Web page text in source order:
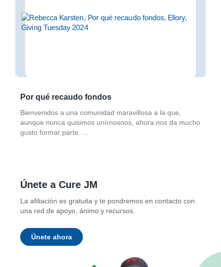
Por qué recaudo fondos
Bienvenidos a una comunidad maravillosa a la que,
aunque nunca quisimos unírnosnos, ahora nos da mucho
gusto formar parte.
Únete a Cure JM
La afiliación es gratuita y te pondremos en contacto con
una red de apoyo, ánimo y recursos.
Únete ahora